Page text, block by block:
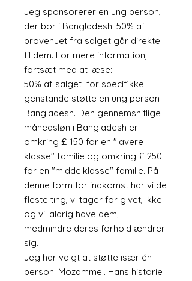
Jeg sponsorerer en ung person,
der bor i Bangladesh. 50% af
provenuet fra salget går direkte
til dem. For mere information,
fortsæt med at læse:
50% af salget for specifikke
genstande støtte en ung person i
Bangladesh. Den gennemsnitlige
månedsløn i Bangladesh er
omkring £ 150 for en "lavere
klasse" familie og omkring £ 250
for en "middelklasse" familie. På
denne form for indkomst har vi de
fleste ting, vi tager for givet, ikke
og vil aldrig have dem,
medmindre deres forhold ændrer
sig.
Jeg har valgt at støtte især én
person. Mozammel. Hans historie